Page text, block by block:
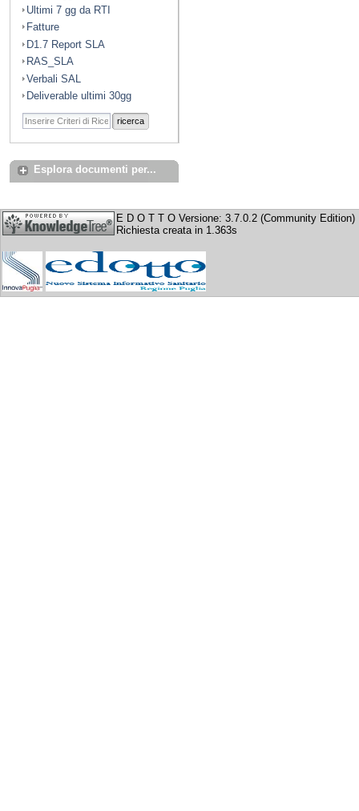
Ultimi 7 gg da RTI
Fatture
D1.7 Report SLA
RAS_SLA
Verbali SAL
Deliverable ultimi 30gg
ricerca
Esplora documenti per...
E D O T T O Versione: 3.7.0.2 (Community Edition)
Richiesta creata in 1.363s